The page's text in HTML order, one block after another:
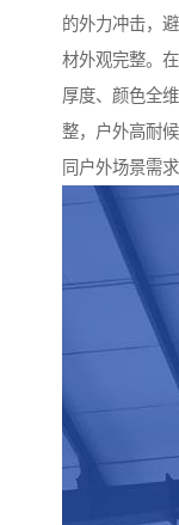
的外力冲击，
材外观完整。
厚度、颜色全
整，户外高耐
同户外场景需求